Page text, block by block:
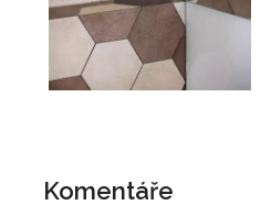
Komentáře